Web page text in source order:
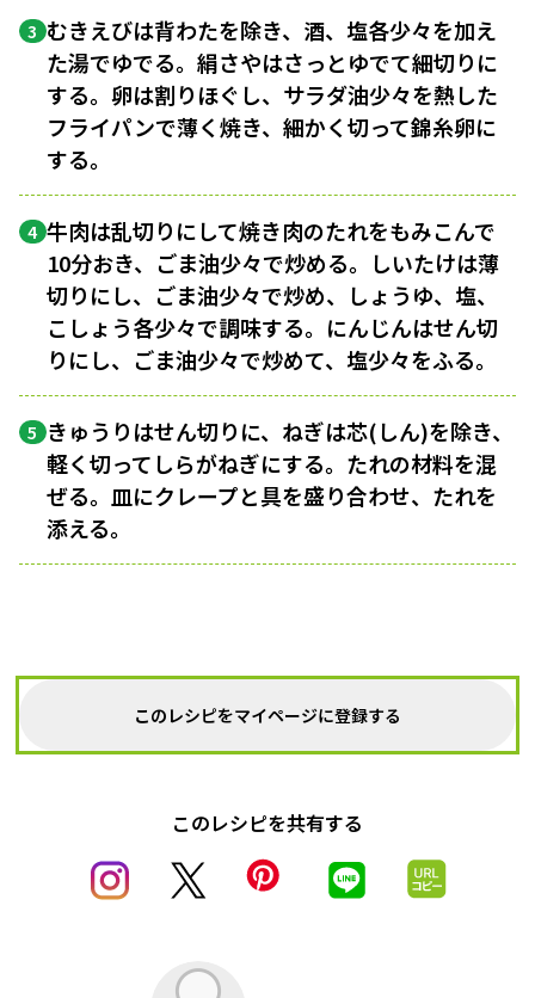
3 むきえびは背わたを除き、酒、塩各少々を加え
た湯でゆでる。絹さやはさっとゆでて細切りに
する。卵は割りほぐし、サラダ油少々を熱した
フライパンで薄く焼き、細かく切って錦糸卵に
する。
4 牛肉は乱切りにして焼き肉のたれをもみこんで
10分おき、ごま油少々で炒める。しいたけは薄
切りにし、ごま油少々で炒め、しょうゆ、塩、
こしょう各少々で調味する。にんじんはせん切
りにし、ごま油少々で炒めて、塩少々をふる。
5 きゅうりはせん切りに、ねぎは芯(しん)を除き、
軽く切ってしらがねぎにする。たれの材料を混
ぜる。皿にクレープと具を盛り合わせ、たれを
添える。
このレシピをマイページに登録する
このレシピを共有する